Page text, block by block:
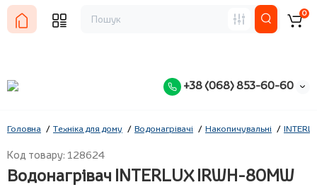
+38 (068) 853-60-60
0
Головна Техніка для дому Водонагрівачі Накопичувальні
Код товару: 128624
Водонагрівач INTERLUX IRWH-80MW